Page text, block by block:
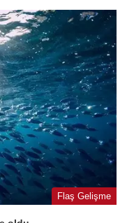
Flaş Gelişme